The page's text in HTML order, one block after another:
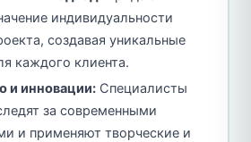
индивидуальности
создавая уникальные
каждого клиента.
и инновации: Специалисты
за современными
и применяют творческие и